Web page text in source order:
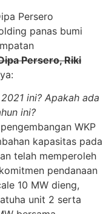
Persero
panas bumi
Persero, Riki
ini? Apakah ada
ini?
WKP
kapasitas pada
telah memperoleh
pendanaan
10 MW dieng,
unit 2 serta